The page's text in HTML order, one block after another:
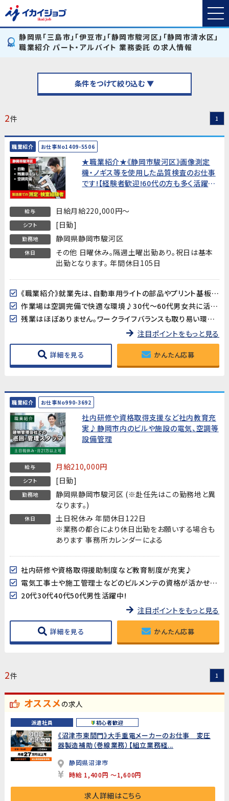
静岡県「三島市」「伊豆市」「静岡市駿河区」「静岡市清水区」
職業紹介 パート・アルバイト 業務委託 の求人情報
条件をつけて絞り込む ▼
2件 1
職業紹介 お仕事No1409-5506
★職業紹介★《静岡市駿河区》画像測定
機・ノギス等を使用した品質検査のお仕事
です!【経験者歓迎!60代の方も多く活躍
給与 日給月給220,000円～
シフト [日勤]
勤務地 静岡県静岡市駿河区
休日
その他 日曜休み。隔週土曜出勤あり。祝日は基本
出勤となります。 年間休日105日
《職業紹介》就業先は、自動車用ライトの部品やプリント基板用端子などを製造している企業です。長期的に安定した就業が見込めます!
作業場は空調完備で快適な環境♪30代～60代男女共に活躍中!
残業はほぼありません。ワークライフバランスも取り易い環境です。
注目ポイントをもっと見る
詳細を見る かんたん応募
職業紹介 お仕事No990-3692
社内研修や資格取得支援など社内教育充
実♪静岡市内のビルや施設の電気、空調等
設備管理
給与 月給210,000円
シフト [日勤]
勤務地
静岡県静岡市駿河区 (※赴任先はこの勤務地と異
なります。)
休日
土日祝休み 年間休日122日
※業務の都合により休日出勤をお願いする場合も
あります 事務所カレンダーによる
社内研修や資格取得援助制度など教育制度が充実♪
電気工事士や施工管理士などのビルメンテの資格が活かせます!
20代30代40代50代男性活躍中!
注目ポイントをもっと見る
詳細を見る かんたん応募
2件 1
オススメの求人
派遣社員 初心者歓迎
《沼津市東間門》大手重電メーカーのお仕事 変圧
器製造補助（巻線業務）【組立業務経...
静岡県沼津市
時給 1,400円 ～1,600円
求人詳細はこちら